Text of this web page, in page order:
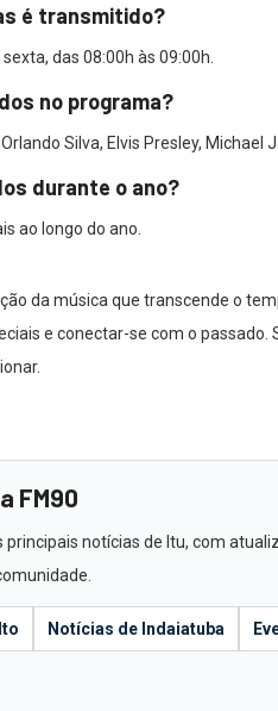
é transmitido?
das 08:00h às 09:00h.
no programa?
Silva, Elvis Presley, Michael
durante o ano?
ao longo do ano.
da música que transcende o
e conectar-se com o passado.
FM90
notícias de Itu, com
Notícias de Indaiatuba